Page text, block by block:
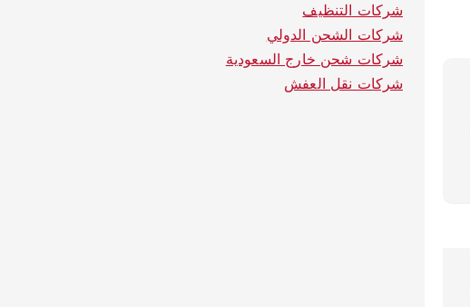
شركات التنظيف
شركات الشحن الدولي
شركات شحن خارج السعودية
شركات نقل العفش